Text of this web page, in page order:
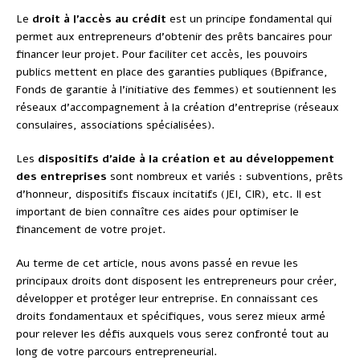
Le droit à l’accès au crédit est un principe fondamental qui
permet aux entrepreneurs d’obtenir des prêts bancaires pour
financer leur projet. Pour faciliter cet accès, les pouvoirs
publics mettent en place des garanties publiques (Bpifrance,
Fonds de garantie à l’initiative des femmes) et soutiennent les
réseaux d’accompagnement à la création d’entreprise (réseaux
consulaires, associations spécialisées).
Les dispositifs d’aide à la création et au développement
des entreprises sont nombreux et variés : subventions, prêts
d’honneur, dispositifs fiscaux incitatifs (JEI, CIR), etc. Il est
important de bien connaître ces aides pour optimiser le
financement de votre projet.
Au terme de cet article, nous avons passé en revue les
principaux droits dont disposent les entrepreneurs pour créer,
développer et protéger leur entreprise. En connaissant ces
droits fondamentaux et spécifiques, vous serez mieux armé
pour relever les défis auxquels vous serez confronté tout au
long de votre parcours entrepreneurial.